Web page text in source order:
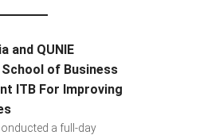
and QUNIE
of Business
ITB For Improving
a full-day